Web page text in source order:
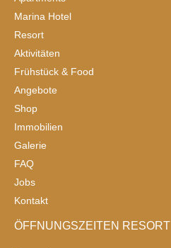
Marina Hotel
Resort
Aktivitäten
Frühstück & Food
Angebote
Shop
Immobilien
Galerie
FAQ
Jobs
Kontakt
ÖFFNUNGSZEITEN RESORT